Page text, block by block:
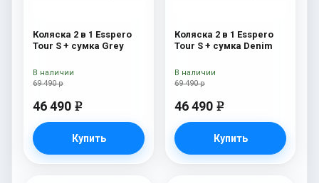
Коляска 2 в 1 Esspero
Tour S + сумка Grey
69 490 р
46 490 e
Купить
В наличии
Коляска 2 в 1 Esspero
Tour S + сумка Denim
69 490 р
46 490 e
Купить
В наличии